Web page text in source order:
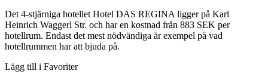
Det 4-stjärniga hotellet Hotel DAS REGINA ligger på Karl
Heinrich Waggerl Str. och har en kostnad från 883 SEK per
hotellrum. Endast det mest nödvändiga är exempel på vad
hotellrummen har att bjuda på.
Lägg till i Favoriter